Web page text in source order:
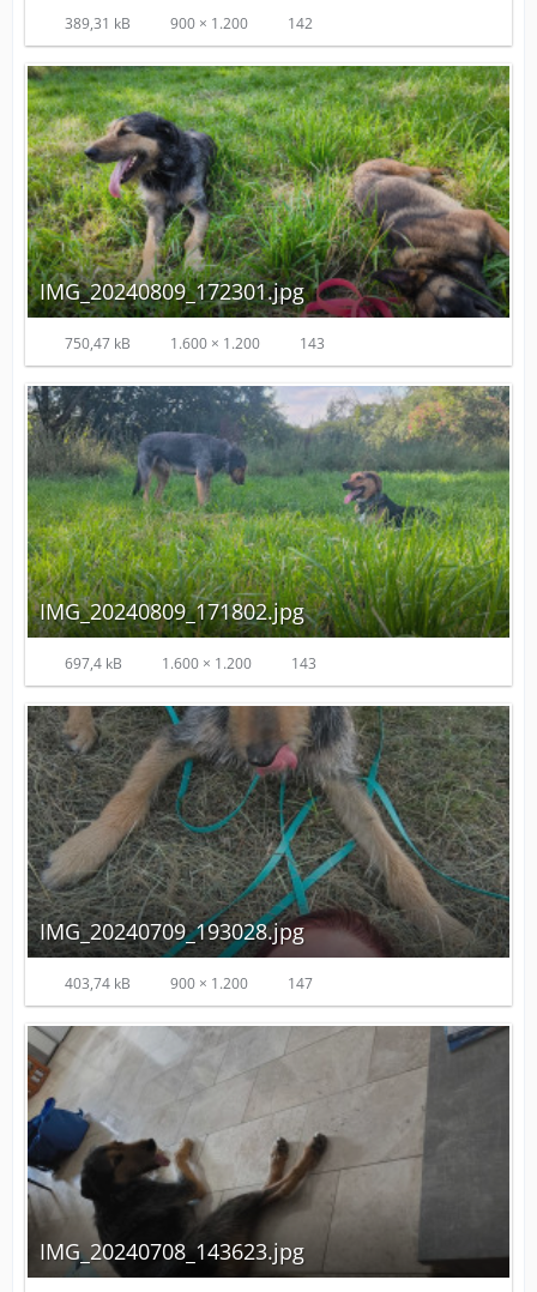
389,31 kB 900 × 1.200 142
IMG_20240809_172301.jpg
750,47 kB 1.600 × 1.200 143
IMG_20240809_171802.jpg
697,4 kB 1.600 × 1.200 143
IMG_20240709_193028.jpg
403,74 kB 900 × 1.200 147
IMG_20240708_143623.jpg